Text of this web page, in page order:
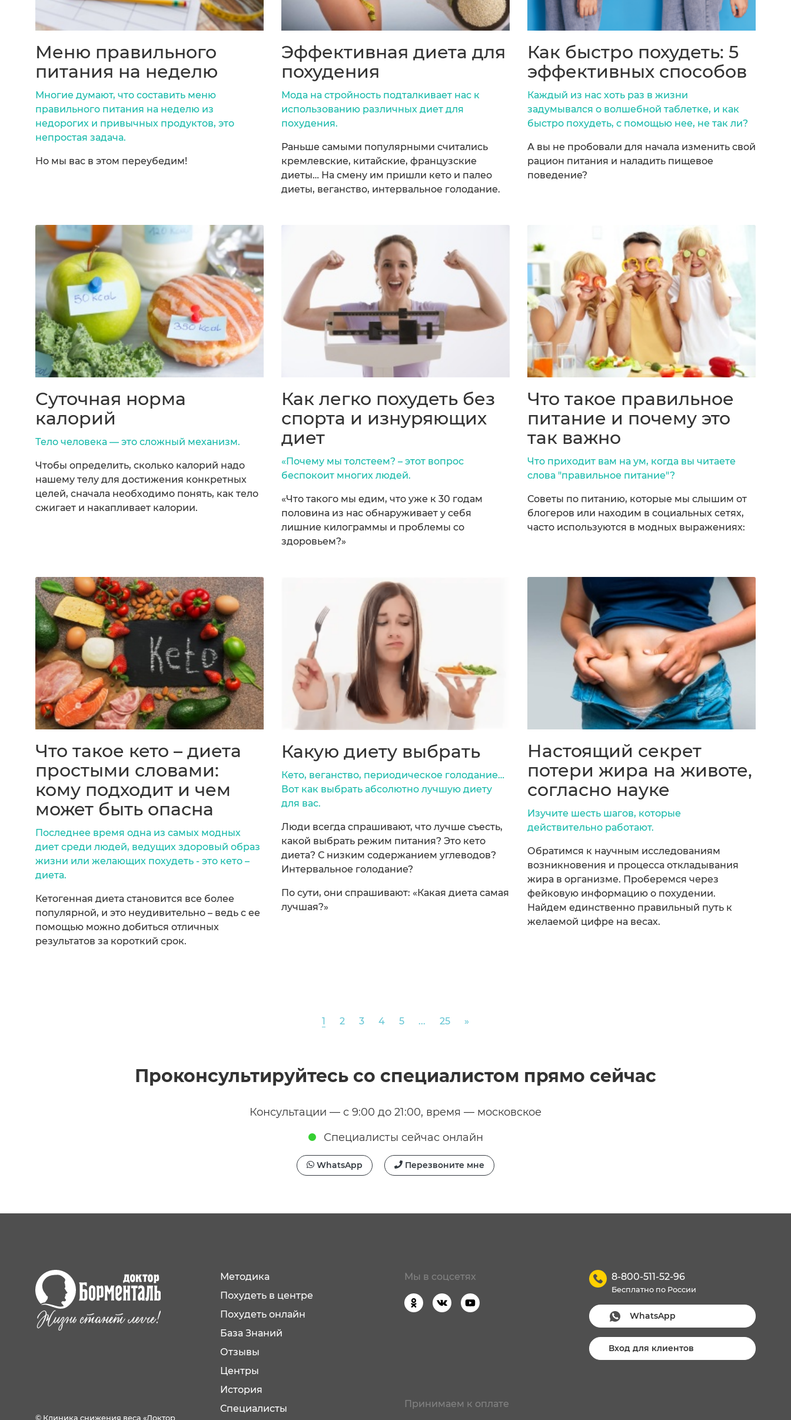
Меню правильного
питания на неделю
Многие думают, что составить меню
правильного питания на неделю из
недорогих и привычных продуктов, это
непростая задача.
Но мы вас в этом переубедим!
Эффективная диета для
похудения
Мода на стройность подталкивает нас к
использованию различных диет для
похудения.
Раньше самыми популярными считались
кремлевские, китайские, французские
диеты… На смену им пришли кето и палео
диеты, веганство, интервальное голодание.
Как быстро похудеть: 5
эффективных способов
Каждый из нас хоть раз в жизни
задумывался о волшебной таблетке, и как
быстро похудеть, с помощью нее, не так ли?
А вы не пробовали для начала изменить свой
рацион питания и наладить пищевое
поведение?
Суточная норма
калорий
Тело человека — это сложный механизм.
Чтобы определить, сколько калорий надо
нашему телу для достижения конкретных
целей, сначала необходимо понять, как тело
сжигает и накапливает калории.
Как легко похудеть без
спорта и изнуряющих
диет
«Почему мы толстеем? – этот вопрос
беспокоит многих людей.
«Что такого мы едим, что уже к 30 годам
половина из нас обнаруживает у себя
лишние килограммы и проблемы со
здоровьем?»
Что такое правильное
питание и почему это
так важно
Что приходит вам на ум, когда вы читаете
слова "правильное питание"?
Советы по питанию, которые мы слышим от
блогеров или находим в социальных сетях,
часто используются в модных выражениях:
Что такое кето – диета
простыми словами:
кому подходит и чем
может быть опасна
Последнее время одна из самых модных
диет среди людей, ведущих здоровый образ
жизни или желающих похудеть - это кето –
диета.
Кетогенная диета становится все более
популярной, и это неудивительно – ведь с ее
помощью можно добиться отличных
результатов за короткий срок.
Какую диету выбрать
Кето, веганство, периодическое голодание…
Вот как выбрать абсолютно лучшую диету
для вас.
Люди всегда спрашивают, что лучше съесть,
какой выбрать режим питания? Это кето
диета? С низким содержанием углеводов?
Интервальное голодание?
По сути, они спрашивают: «Какая диета самая
лучшая?»
Настоящий секрет
потери жира на животе,
согласно науке
Изучите шесть шагов, которые
действительно работают.
Обратимся к научным исследованиям
возникновения и процесса откладывания
жира в организме. Проберемся через
фейковую информацию о похудении.
Найдем единственно правильный путь к
желаемой цифре на весах.
1 2 3 4 5 ... 25 »
Проконсультируйтесь со специалистом прямо сейчас
Консультации — с 9:00 до 21:00, время — московское
Специалисты сейчас онлайн
WhatsApp Перезвоните мне
© Клиника снижения веса «Доктор
Методика
Похудеть в центре
Похудеть онлайн
База Знаний
Отзывы
Центры
История
Специалисты
Мы в соцсетях
Принимаем к оплате
8-800-511-52-96
Бесплатно по России
WhatsApp
Вход для клиентов